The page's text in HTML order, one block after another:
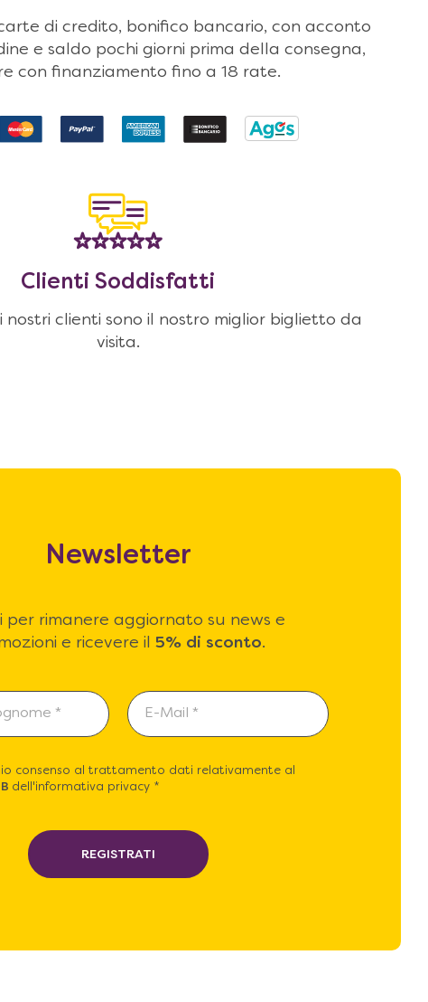
di credito, bonifico bancario, con acconto
e saldo pochi giorni prima della consegna,
con finanziamento fino a 18 rate.
Clienti Soddisfatti
nostri clienti sono il nostro miglior biglietto da
visita.
Newsletter
per rimanere aggiornato su news e
e ricevere il 5% di sconto.
consenso al trattamento dati relativamente al
dell'informativa privacy *
REGISTRATI